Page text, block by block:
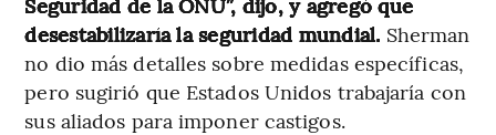
desestabilizaría la seguridad mundial. Sherman
no dio más detalles sobre medidas específicas,
pero sugirió que Estados Unidos trabajaría con
sus aliados para imponer castigos.